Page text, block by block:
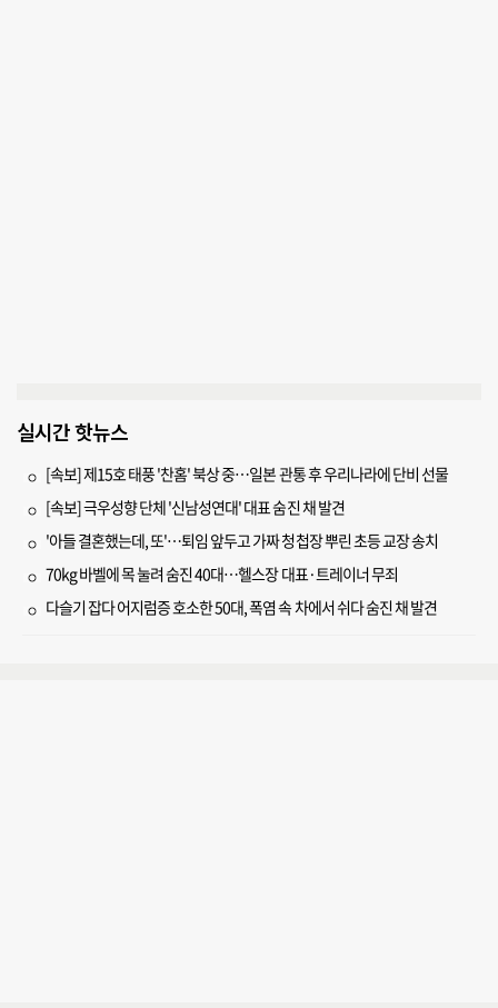
실시간 핫뉴스
[속보] 제15호 태풍 '찬홈' 북상 중…일본 관통 후 우리나라에 단비 선물
[속보] 극우성향 단체 '신남성연대' 대표 숨진 채 발견
'아들 결혼했는데, 또'…퇴임 앞두고 가짜 청첩장 뿌린 초등 교장 송치
70kg 바벨에 목 눌려 숨진 40대…헬스장 대표·트레이너 무죄
다슬기 잡다 어지럼증 호소한 50대, 폭염 속 차에서 쉬다 숨진 채 발견